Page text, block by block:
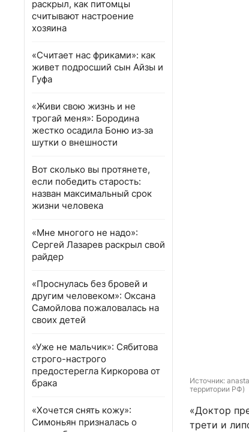
раскрыл, как питомцы
считывают настроение
хозяина
«Считает нас фриками»: как
живет подросший сын Айзы и
Гуфа
«Живи свою жизнь и не
трогай меня»: Бородина
жестко осадила Боню из‑за
шутки о внешности
Вот сколько вы протянете,
если победить старость:
назван максимальный срок
жизни человека
«Мне многого не надо»:
Сергей Лазарев раскрыл свой
райдер
«Проснулась без бровей и
другим человеком»: Оксана
Самойлова пожаловалась на
своих детей
«Уже не мальчик»: Сябитова
строго-настрого
предостерегла Киркорова от
брака
«Хочется снять кожу»:
Симоньян призналась о
Источник:
территории РФ)
«Доктор
трети и